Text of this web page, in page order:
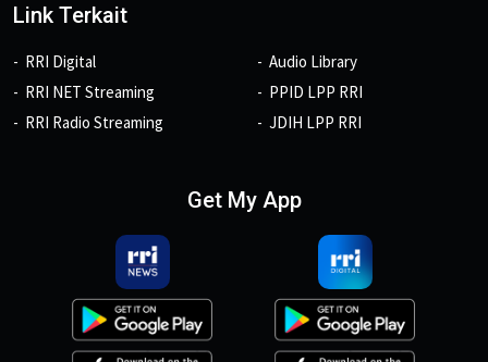
Link Terkait
RRI Digital
RRI NET Streaming
RRI Radio Streaming
Audio Library
PPID LPP RRI
JDIH LPP RRI
Get My App